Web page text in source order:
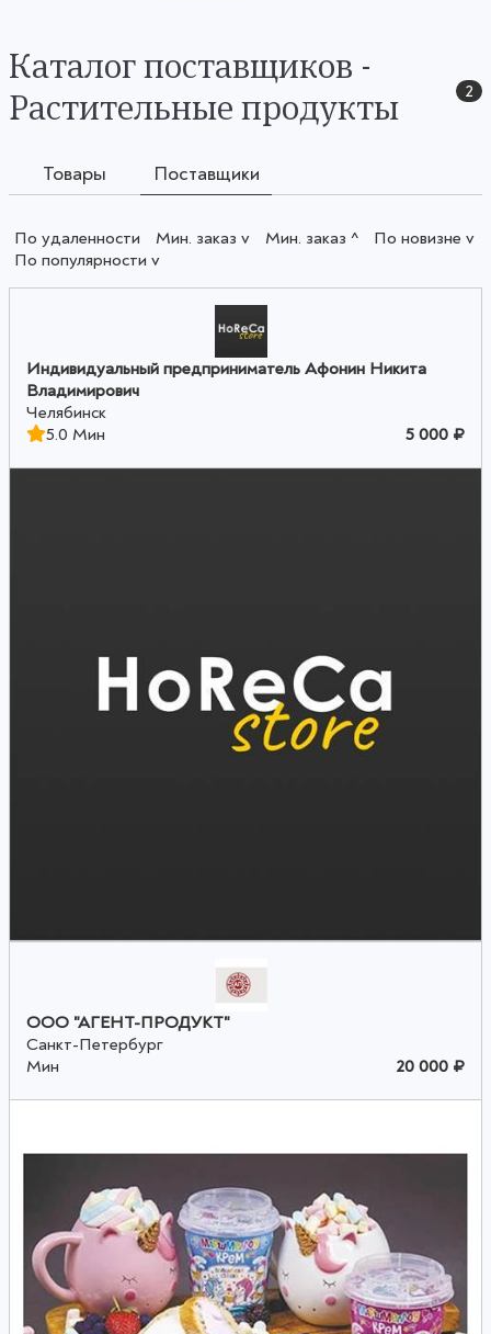
Каталог поставщиков -
Растительные продукты
2
Товары Поставщики
По удаленности Мин. заказ v Мин. заказ ^
По новизне v
По популярности v
Индивидуальный предприниматель Афонин Никита
Владимирович
Челябинск
5.0 Мин
5 000 ₽
ООО "АГЕНТ-ПРОДУКТ"
Санкт-Петербург
Мин
20 000 ₽